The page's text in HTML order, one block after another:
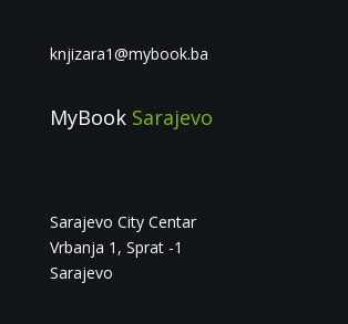
knjizara1@mybook.ba
MyBook Sarajevo
Sarajevo City Centar
Vrbanja 1, Sprat -1
Sarajevo